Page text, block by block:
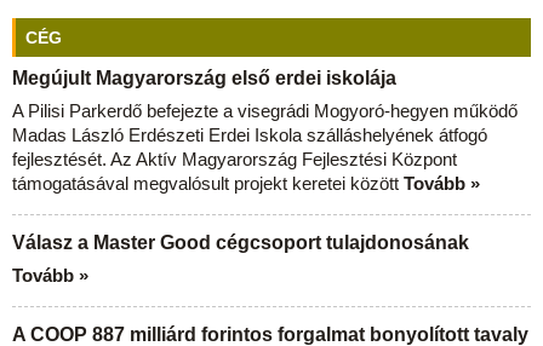
CÉG
Megújult Magyarország első erdei iskolája
A Pilisi Parkerdő befejezte a visegrádi Mogyoró-hegyen működő
Madas László Erdészeti Erdei Iskola szálláshelyének átfogó
fejlesztését. Az Aktív Magyarország Fejlesztési Központ
támogatásával megvalósult projekt keretei között Tovább »
Válasz a Master Good cégcsoport tulajdonosának
Tovább »
A COOP 887 milliárd forintos forgalmat bonyolított tavaly